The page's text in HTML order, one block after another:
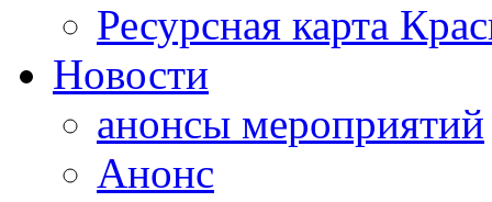
Ресурсная карта
Новости
анонсы мероприятий
Анонс